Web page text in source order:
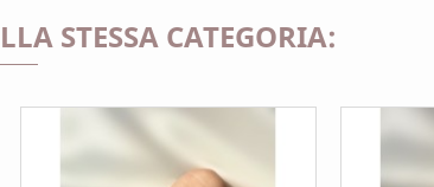
STESSA CATEGORIA: